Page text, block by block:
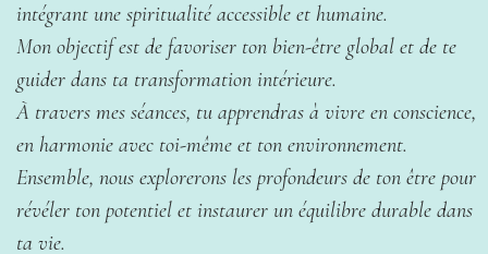
intégrant une spiritualité accessible et humaine.
Mon objectif est de favoriser ton bien-être global et de te
guider dans ta transformation intérieure.
À travers mes séances, tu apprendras à vivre en conscience,
en harmonie avec toi-même et ton environnement.
Ensemble, nous explorerons les profondeurs de ton être pour
révéler ton potentiel et instaurer un équilibre durable dans
ta vie.